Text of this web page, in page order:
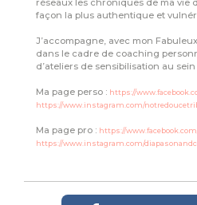
réseaux les chroniques de ma vie
façon la plus authentique et
J’accompagne, avec mon
dans le cadre de coaching
d’ateliers de sensibilisation au
Ma page perso : https://
https://www.instagram.com/
Ma page pro : https://
https://www.instagram.com/